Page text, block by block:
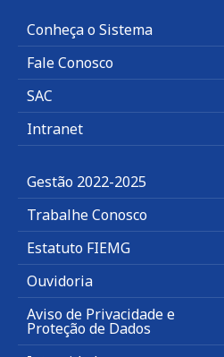
Conheça o Sistema
Fale Conosco
SAC
Intranet
Gestão 2022-2025
Trabalhe Conosco
Estatuto FIEMG
Ouvidoria
Aviso de Privacidade e
Proteção de Dados